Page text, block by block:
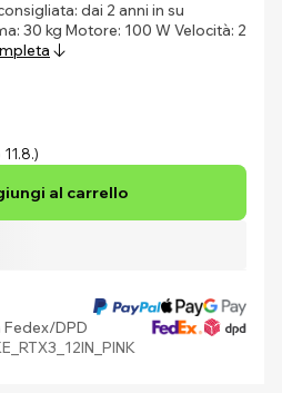
dai 2 anni in su
30 kg Motore: 100 W Velocità: 2
al carrello
Fedex/DPD